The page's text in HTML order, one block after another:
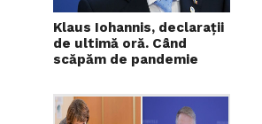
Klaus Iohannis, declarații
de ultimă oră. Când
scăpăm de pandemie